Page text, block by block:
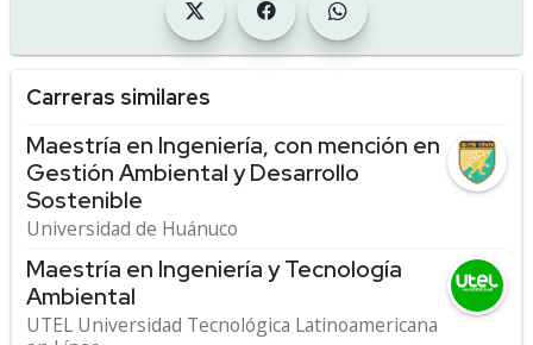
Carreras similares
Maestría en Ingeniería, con mención en
Gestión Ambiental y Desarrollo
Sostenible
Universidad de Huánuco
Maestría en Ingeniería y Tecnología
Ambiental
UTEL Universidad Tecnológica Latinoamericana